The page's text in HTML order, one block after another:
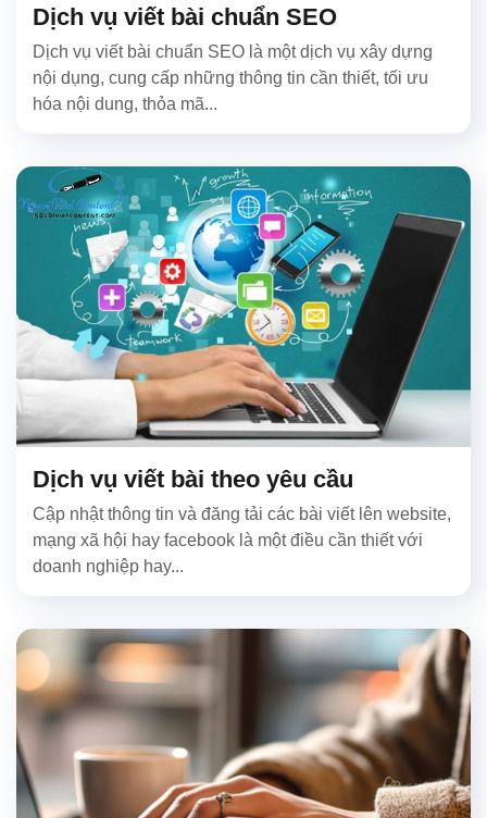
Dịch vụ viết bài chuẩn SEO
Dịch vụ viết bài chuẩn SEO là một dịch vụ xây dựng
nội dụng, cung cấp những thông tin cần thiết, tối ưu
hóa nội dung, thỏa mã...
Dịch vụ viết bài theo yêu cầu
Cập nhật thông tin và đăng tải các bài viết lên website,
mạng xã hội hay facebook là một điều cần thiết với
doanh nghiệp hay...